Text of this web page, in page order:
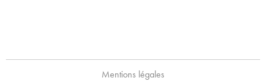
Mentions légales